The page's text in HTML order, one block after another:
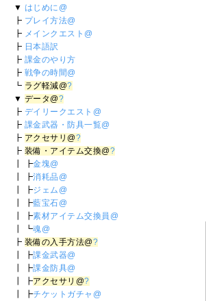
▼ はじめに@
┣ プレイ方法@
┣ メインクエスト@
┣ 日本語訳
┣ 課金のやり方
┣ 戦争の時間@
┗ ラグ軽減@?
▼ データ@?
┣ デイリークエスト@
┣ 課金武器・防具一覧@
┣ アクセサリ@?
┣ 装備・アイテム交換@?
┃ ┣金塊@
┃ ┣消耗品@
┃ ┣ジェム@
┃ ┣藍宝石@
┃ ┣素材アイテム交換員@
┃ ┗魂@
┣ 装備の入手方法@?
┃ ┣課金武器@
┃ ┣課金防具@
┃ ┣アクセサリ@?
┃ ┣チケットガチャ@